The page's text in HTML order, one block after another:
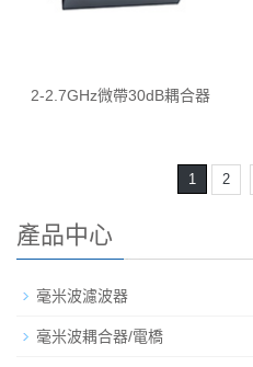
2-2.7GHz微帶30dB耦合器
1 2
產品中心
毫米波濾波器
毫米波耦合器/電橋